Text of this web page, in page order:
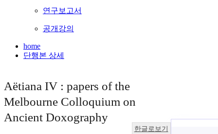
연구보고서
공개강의
home
단행본 상세
Aëtiana IV : papers of the
Melbourne Colloquium on
Ancient Doxography
한글로보기